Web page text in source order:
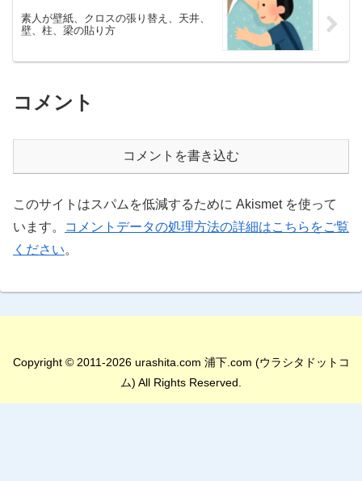
素人が壁紙、クロスの張り替え、天井、
壁、柱、梁の貼り方
コメント
コメントを書き込む
このサイトはスパムを低減するために Akismet を使って
います。
コメントデータの処理方法の詳細はこちらをご覧
ください。
Copyright © 2011-2026 urashita.com 浦下.com (ウラシタドットコ
ム) All Rights Reserved.